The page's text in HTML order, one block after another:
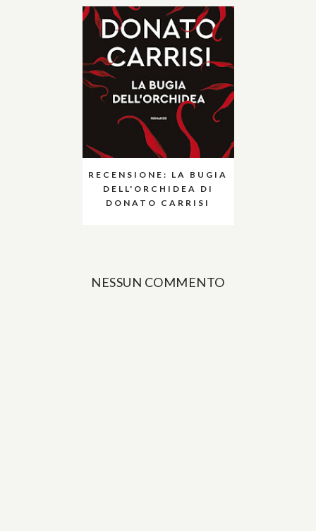
RECENSIONE: LA BUGIA
DELL'ORCHIDEA DI
DONATO CARRISI
NESSUN COMMENTO